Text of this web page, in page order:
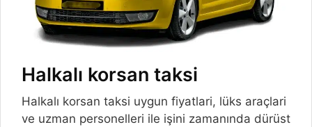
Halkalı korsan taksi
Halkalı korsan taksi uygun fiyatlari, lüks araçlari
ve uzman personelleri ile işini zamanında dürüst